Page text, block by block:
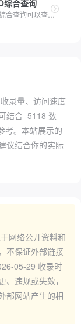
综合查询
seo综合查询可以查到该网站在各大搜索引擎的信息，包括收录，反...
录量、访问速度
结合 5118 数
考。本站展示的
议结合你的实际
网络公开资料和
不保证外部链接
05-29 收录时
违规或失效，
部网站产生的相